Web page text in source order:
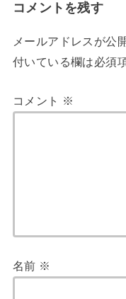
コメントを残す
メールアドレスが公
付いている欄は必須
コメント ※
名前 ※